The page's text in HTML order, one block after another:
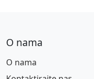
O nama
O nama